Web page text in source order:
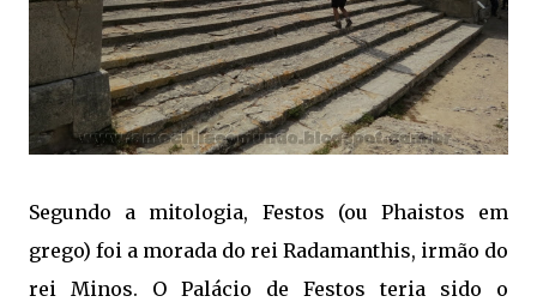
Segundo a mitologia, Festos (ou Phaistos em
grego) foi a morada do rei Radamanthis, irmão do
rei Minos. O Palácio de Festos teria sido o